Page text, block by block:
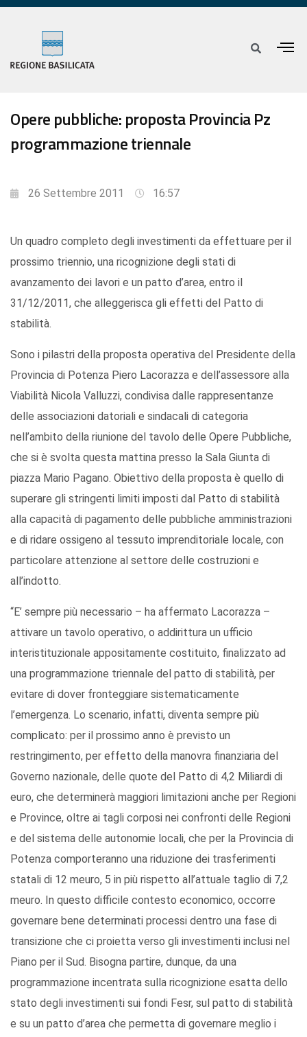
Opere pubbliche: proposta Provincia Pz
programmazione triennale
26 Settembre 2011 16:57
Un quadro completo degli investimenti da effettuare per il
prossimo triennio, una ricognizione degli stati di
avanzamento dei lavori e un patto d’area, entro il
31/12/2011, che alleggerisca gli effetti del Patto di
stabilità.
Sono i pilastri della proposta operativa del Presidente della
Provincia di Potenza Piero Lacorazza e dell’assessore alla
Viabilità Nicola Valluzzi, condivisa dalle rappresentanze
delle associazioni datoriali e sindacali di categoria
nell’ambito della riunione del tavolo delle Opere Pubbliche,
che si è svolta questa mattina presso la Sala Giunta di
piazza Mario Pagano. Obiettivo della proposta è quello di
superare gli stringenti limiti imposti dal Patto di stabilità
alla capacità di pagamento delle pubbliche amministrazioni
e di ridare ossigeno al tessuto imprenditoriale locale, con
particolare attenzione al settore delle costruzioni e
all’indotto.
“E’ sempre più necessario – ha affermato Lacorazza –
attivare un tavolo operativo, o addirittura un ufficio
interistituzionale appositamente costituito, finalizzato ad
una programmazione triennale del patto di stabilità, per
evitare di dover fronteggiare sistematicamente
l’emergenza. Lo scenario, infatti, diventa sempre più
complicato: per il prossimo anno è previsto un
restringimento, per effetto della manovra finanziaria del
Governo nazionale, delle quote del Patto di 4,2 Miliardi di
euro, che determinerà maggiori limitazioni anche per Regioni
e Province, oltre ai tagli corposi nei confronti delle Regioni
e del sistema delle autonomie locali, che per la Provincia di
Potenza comporteranno una riduzione dei trasferimenti
statali di 12 meuro, 5 in più rispetto all’attuale taglio di 7,2
meuro. In questo difficile contesto economico, occorre
governare bene determinati processi dentro una fase di
transizione che ci proietta verso gli investimenti inclusi nel
Piano per il Sud. Bisogna partire, dunque, da una
programmazione incentrata sulla ricognizione esatta dello
stato degli investimenti sui fondi Fesr, sul patto di stabilità
e su un patto d’area che permetta di governare meglio i